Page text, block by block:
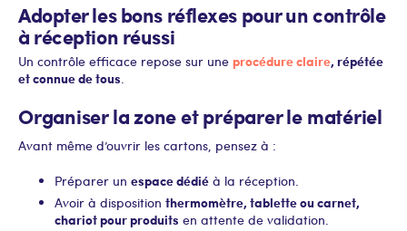
Adopter les bons réflexes pour un contrôle
à réception réussi
Un contrôle efficace repose sur une procédure claire, répétée
et connue de tous.
Organiser la zone et préparer le matériel
Avant même d’ouvrir les cartons, pensez à :
Préparer un espace dédié à la réception.
Avoir à disposition thermomètre, tablette ou carnet,
chariot pour produits en attente de validation.